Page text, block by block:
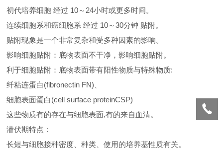
初代培养细胞 经过 10～24小时或更多时间。
连续细胞系和癌细胞系 经过 10～30分钟 贴附。
贴附现象是一个非常复杂和受多种因素的影响。
影响细胞贴附：底物表面不干净，影响细胞贴附。
利于细胞贴附：底物表面带有阳性物质与特殊物质:
纤粘连蛋白(fibronectin FN)、
细胞表面蛋白(cell surface proteinCSP)
这些物质有的存在与细胞表面,有的来自血清。
潜伏期特点：
长短与细胞接种密度、种类、使用的培养基性质有关。